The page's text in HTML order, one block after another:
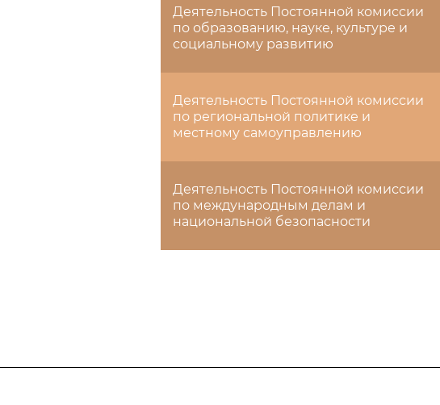
Деятельность Постоянной комиссии
по образованию, науке, культуре и
социальному развитию
Деятельность Постоянной комиссии
по региональной политике и
местному самоуправлению
Деятельность Постоянной комиссии
по международным делам и
национальной безопасности